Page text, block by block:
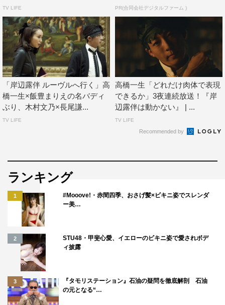
もうかがわない純粋な思いを俳優部として露伴と作品に注
いできました。
露伴が口にするリアリティとは、現実にはあり得”ない”こ
とではなく、現実にあり得る”かもしれない”ことであり、
彼は自分の世界と可能性を広げるためにリアリティを求め
て世界と向き合うのかもしれません。
現実を決めつけない彼のしなやかで強い姿勢は、作品を通
して僕にも多分に影響を及ぼしました。
実際、第1期の撮影時から世界は変わりましたし、現実に
はあり得ない、起こりえなかったはずのことが立て続けに
その世界に納得できずともなお、現実を受け入れ、更新
し、向き合っていく。露伴ならどうするでしょうか。
3期目になり、当初と変わらない円熟したこの作品のチー
ムは、原作漫画世界に敬意を払いながら、現実にあり得る
かもしれない、と見て下さった方々に思っていただける説
得力の構築を実写化の意義と感じながら作品づくりをして
きました。
思いははじめから変わっていません。
引き続き、このあり得るかもしれない奇妙な世界をお楽し
みいただけたらと思います。
TV LIFE PR(合同会社デジタルファーム )
「岸辺露伴 ルーヴルへ行く」高
橋一生×飯豊まりえの名バディ
ぶり、木村文乃×長尾謙...
TV LIFE
高橋一生「どれだけ肉体で表現
できるか」3夜連続放送！『岸
辺露伴は動かない』 | ...
TV LIFE
Recommended by
ランキング
1
#Mooove!・赤間四季、おさげ髪×ビキニ姿でスレンダ
ー美…
2
STU48・甲斐心愛、イエローのビキニ姿で愛されボデ
ィ披露
3
『タモリステーション』石油の疑問を徹底解剖 石油
の元となる“…